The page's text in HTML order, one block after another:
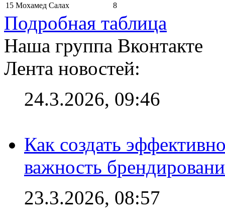
15 Мохамед Салах 8
Подробная таблица
Наша группа Вконтакте
Лента новостей:
24.3.2026, 09:46
Как создать
важность
23.3.2026, 08:57